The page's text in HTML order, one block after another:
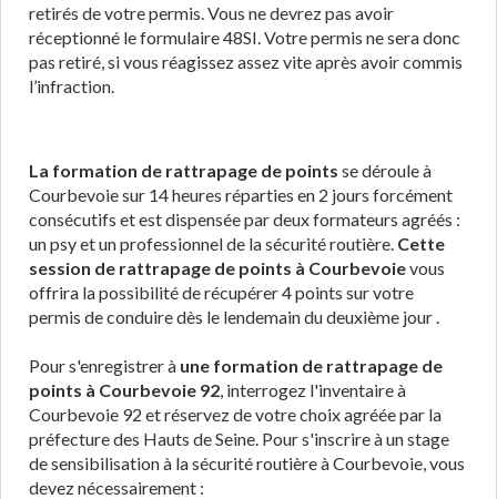
retirés de votre permis. Vous ne devrez pas avoir
réceptionné le formulaire 48SI. Votre permis ne sera donc
pas retiré, si vous réagissez assez vite après avoir commis
l’infraction.
La formation de rattrapage de points se déroule à
Courbevoie sur 14 heures réparties en 2 jours forcément
consécutifs et est dispensée par deux formateurs agréés :
un psy et un professionnel de la sécurité routière. Cette
session de rattrapage de points à Courbevoievous
offrira la possibilité de récupérer 4 points sur votre
permis de conduire dès le lendemain du deuxième jour .
Pour s'enregistrer à une formation de rattrapage de
points à Courbevoie 92, interrogez l'inventaire à
Courbevoie 92 et réservez de votre choix agréée par la
préfecture des Hauts de Seine. Pour s'inscrire à un stage
de sensibilisation à la sécurité routière à Courbevoie, vous
devez nécessairement :